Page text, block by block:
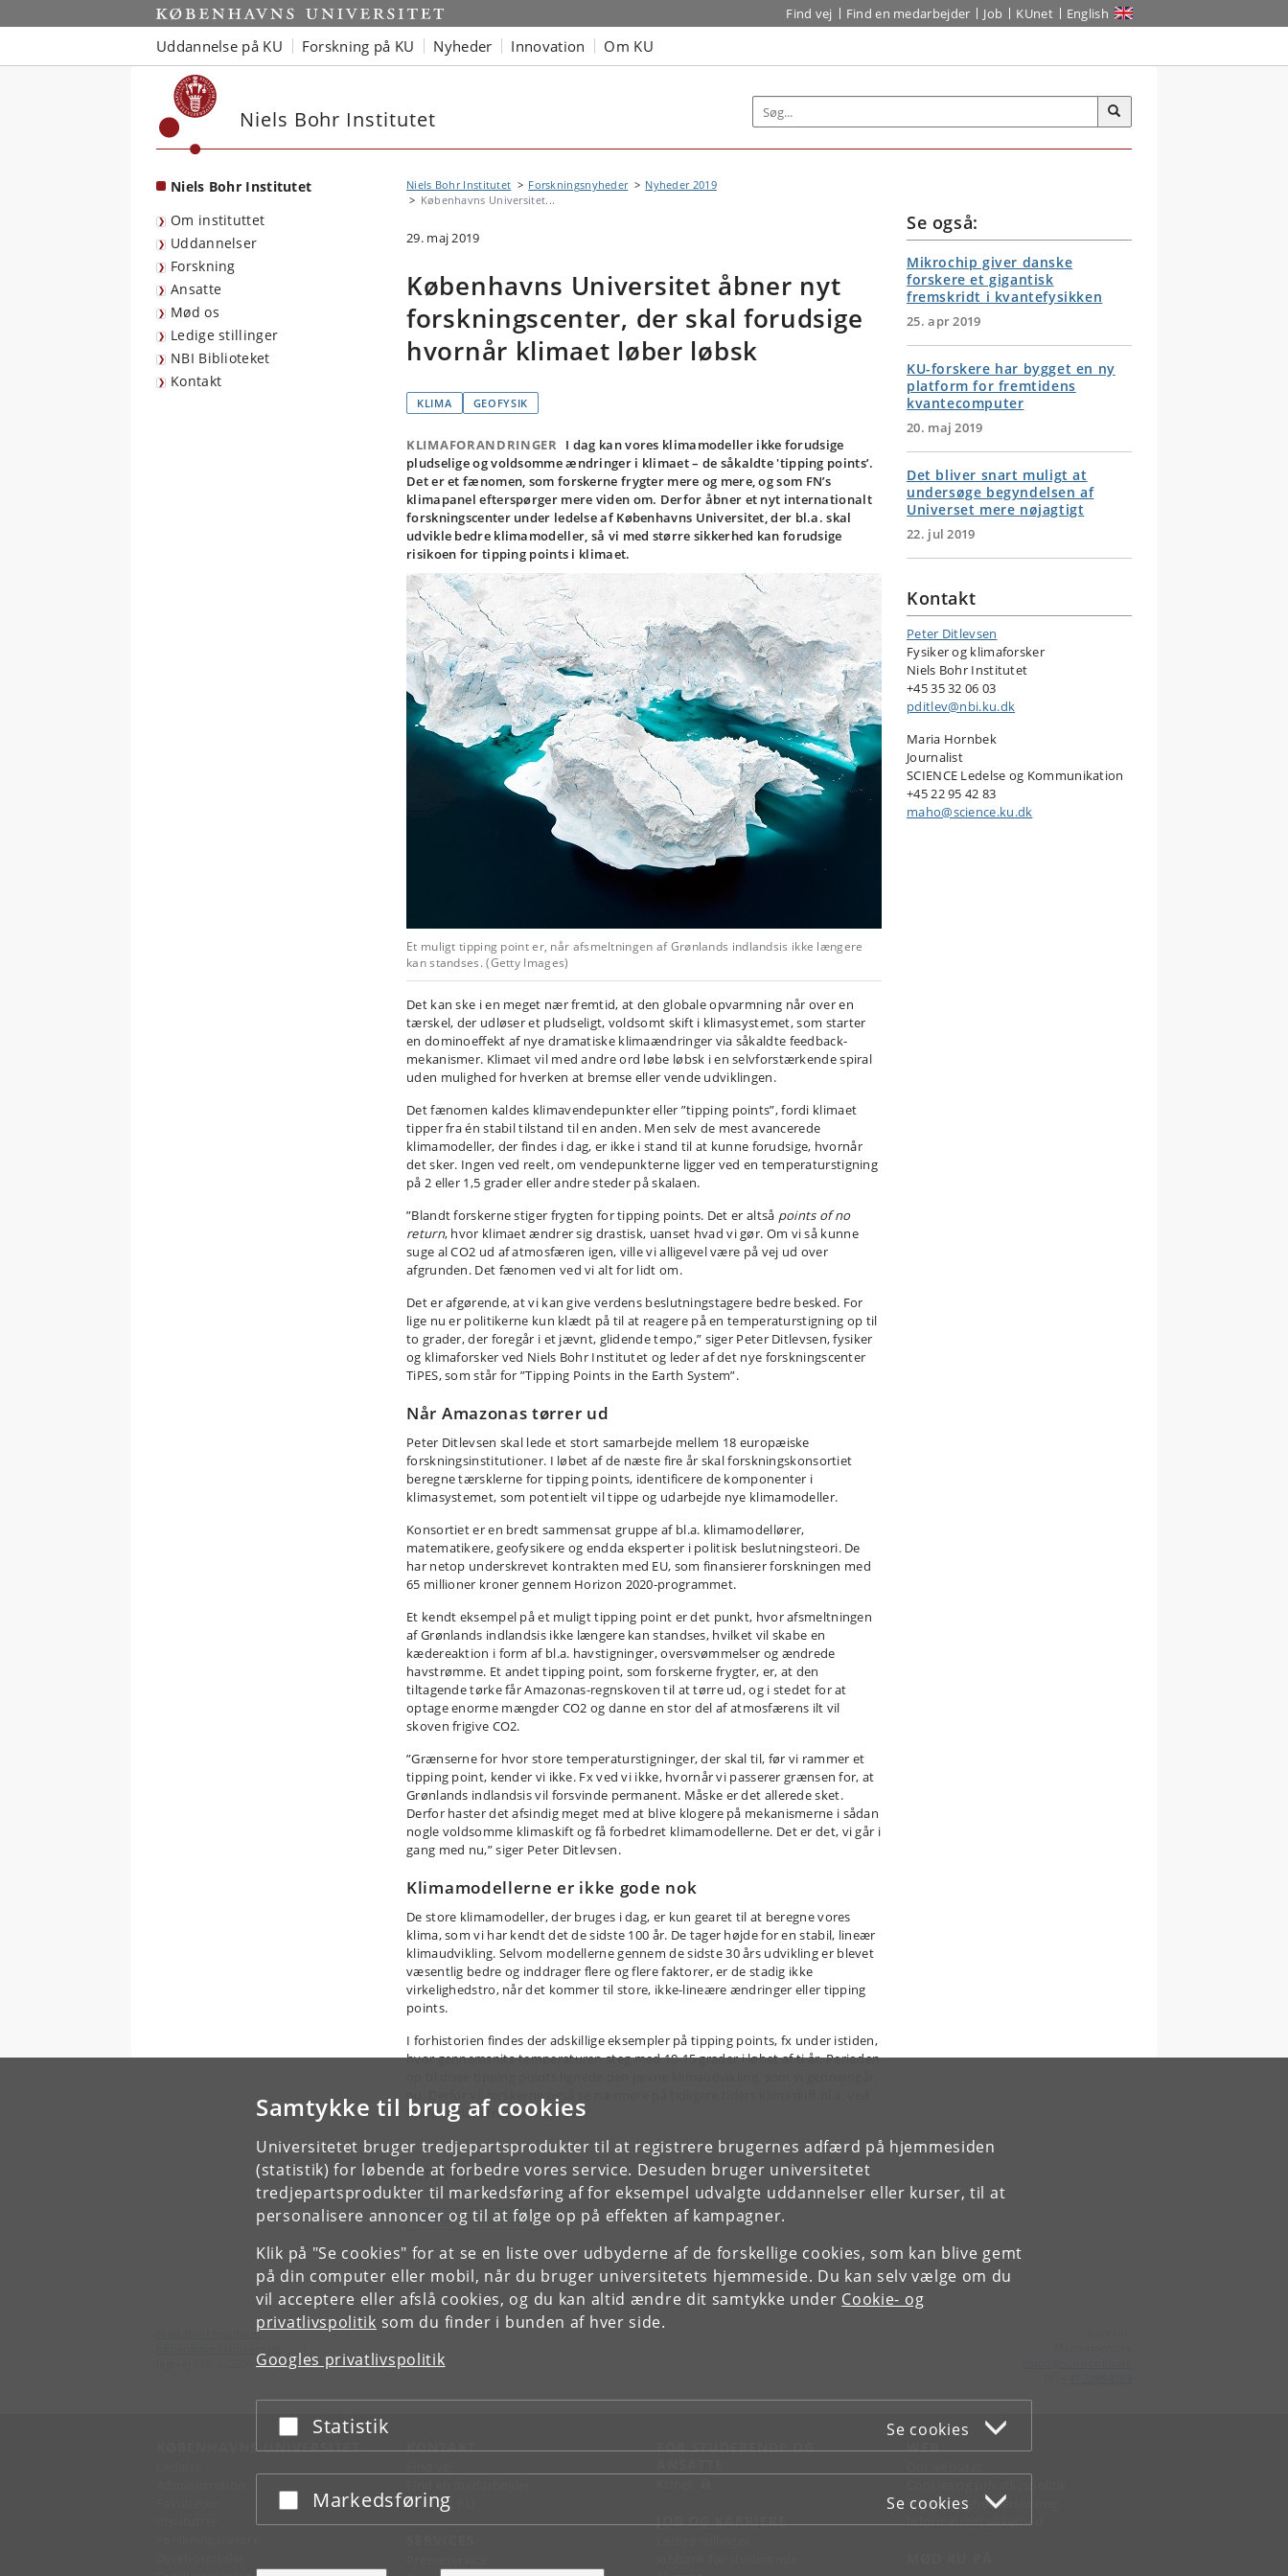
Samtykke til brug af cookies
Universitetet bruger tredjepartsprodukter til at registrere brugernes adfærd på hjemmesiden
(statistik) for løbende at forbedre vores service. Desuden bruger universitetet
tredjepartsprodukter til markedsføring af for eksempel udvalgte uddannelser eller kurser, til at
personalisere annoncer og til at følge op på effekten af kampagner.
Klik på "Se cookies" for at se en liste over udbyderne af de forskellige cookies, som kan blive gemt
på din computer eller mobil, når du bruger universitetets hjemmeside. Du kan selv vælge om du
vil acceptere eller afslå cookies, og du kan altid ændre dit samtykke under Cookie- og
privatlivspolitik som du finder i bunden af hver side.
Googles privatlivspolitik
Acceptér eller afslå
Statistik Se cookies
Acceptér eller afslå
Markedsføring Se cookies
Start Find vej Find en medarbejder Job KUnet English
Uddannelse på KU Forskning på KU Nyheder Innovation Om KU
Niels Bohr Institutet
Niels Bohr Institutet
Om instituttet
Uddannelser
Forskning
Ansatte
Mød os
Ledige stillinger
NBI Biblioteket
Kontakt
Niels Bohr Institutet Forskningsnyheder
Nyheder 2019
Københavns Universitet...
29. maj 2019
Københavns Universitet åbner nyt
forskningscenter, der skal forudsige
hvornår klimaet løber løbsk
KLIMA GEOFYSIK
KLIMAFORANDRINGER I dag kan vores klimamodeller ikke forudsige
pludselige og voldsomme ændringer i klimaet – de såkaldte 'tipping points’.
Det er et fænomen, som forskerne frygter mere og mere, og som FN’s
klimapanel efterspørger mere viden om. Derfor åbner et nyt internationalt
forskningscenter under ledelse af Københavns Universitet, der bl.a. skal
udvikle bedre klimamodeller, så vi med større sikkerhed kan forudsige
risikoen for tipping points i klimaet.
Et muligt tipping point er, når afsmeltningen af Grønlands indlandsis ikke længere
kan standses. (Getty Images)
Det kan ske i en meget nær fremtid, at den globale opvarmning når over en
tærskel, der udløser et pludseligt, voldsomt skift i klimasystemet, som starter
en dominoeffekt af nye dramatiske klimaændringer via såkaldte feedback-
mekanismer. Klimaet vil med andre ord løbe løbsk i en selvforstærkende spiral
uden mulighed for hverken at bremse eller vende udviklingen.
Det fænomen kaldes klimavendepunkter eller ”tipping points”, fordi klimaet
tipper fra én stabil tilstand til en anden. Men selv de mest avancerede
klimamodeller, der findes i dag, er ikke i stand til at kunne forudsige, hvornår
det sker. Ingen ved reelt, om vendepunkterne ligger ved en temperaturstigning
på 2 eller 1,5 grader eller andre steder på skalaen.
”Blandt forskerne stiger frygten for tipping points. Det er altså points of no
return, hvor klimaet ændrer sig drastisk, uanset hvad vi gør. Om vi så kunne
suge al CO2 ud af atmosfæren igen, ville vi alligevel være på vej ud over
afgrunden. Det fænomen ved vi alt for lidt om.
Det er afgørende, at vi kan give verdens beslutningstagere bedre besked. For
lige nu er politikerne kun klædt på til at reagere på en temperaturstigning op til
to grader, der foregår i et jævnt, glidende tempo,” siger Peter Ditlevsen, fysiker
og klimaforsker ved Niels Bohr Institutet og leder af det nye forskningscenter
TiPES, som står for ”Tipping Points in the Earth System”.
Når Amazonas tørrer ud
Peter Ditlevsen skal lede et stort samarbejde mellem 18 europæiske
forskningsinstitutioner. I løbet af de næste fire år skal forskningskonsortiet
beregne tærsklerne for tipping points, identificere de komponenter i
klimasystemet, som potentielt vil tippe og udarbejde nye klimamodeller.
Konsortiet er en bredt sammensat gruppe af bl.a. klimamodellører,
matematikere, geofysikere og endda eksperter i politisk beslutningsteori. De
har netop underskrevet kontrakten med EU, som finansierer forskningen med
65 millioner kroner gennem Horizon 2020-programmet.
Et kendt eksempel på et muligt tipping point er det punkt, hvor afsmeltningen
af Grønlands indlandsis ikke længere kan standses, hvilket vil skabe en
kædereaktion i form af bl.a. havstigninger, oversvømmelser og ændrede
havstrømme. Et andet tipping point, som forskerne frygter, er, at den
tiltagende tørke får Amazonas-regnskoven til at tørre ud, og i stedet for at
optage enorme mængder CO2 og danne en stor del af atmosfærens ilt vil
skoven frigive CO2.
”Grænserne for hvor store temperaturstigninger, der skal til, før vi rammer et
tipping point, kender vi ikke. Fx ved vi ikke, hvornår vi passerer grænsen for, at
Grønlands indlandsis vil forsvinde permanent. Måske er det allerede sket.
Derfor haster det afsindig meget med at blive klogere på mekanismerne i sådan
nogle voldsomme klimaskift og få forbedret klimamodellerne. Det er det, vi går i
gang med nu,” siger Peter Ditlevsen.
Klimamodellerne er ikke gode nok
De store klimamodeller, der bruges i dag, er kun gearet til at beregne vores
klima, som vi har kendt det de sidste 100 år. De tager højde for en stabil, lineær
klimaudvikling. Selvom modellerne gennem de sidste 30 års udvikling er blevet
væsentlig bedre og inddrager flere og flere faktorer, er de stadig ikke
virkelighedstro, når det kommer til store, ikke-lineære ændringer eller tipping
points.
I forhistorien findes der adskillige eksempler på tipping points, fx under istiden,
hvor gennemsnits-temperaturen steg med 10-15 grader i løbet af ti år. Perioden
nu. Derfor vil forskerne også se nærmere på tidligere tiders klimaskift bl.a. ved
hjælp af data fra iskerneprøver.
Emner
KLIMA GEOFYSIK
Se også:
Mikrochip giver danske
forskere et gigantisk
fremskridt i kvantefysikken
25. apr 2019
KU-forskere har bygget en ny
platform for fremtidens
kvantecomputer
20. maj 2019
Det bliver snart muligt at
undersøge begyndelsen af
Universet mere nøjagtigt
22. jul 2019
Kontakt
Peter Ditlevsen
Fysiker og klimaforsker
Niels Bohr Institutet
+45 35 32 06 03
pditlev@nbi.ku.dk
Maria Hornbek
Journalist
SCIENCE Ledelse og Kommunikation
+45 22 95 42 83
maho@science.ku.dk
Niels Bohr Institutet
Jagtvej 155 A, 2200 København N.
KØBENHAVNS UNIVERSITET KONTAKT
Kontakt KU
FOR STUDERENDE OG
JOB OG KARRIERE
WEB
Tilgængelighedserklæring
Informationssikkerhed